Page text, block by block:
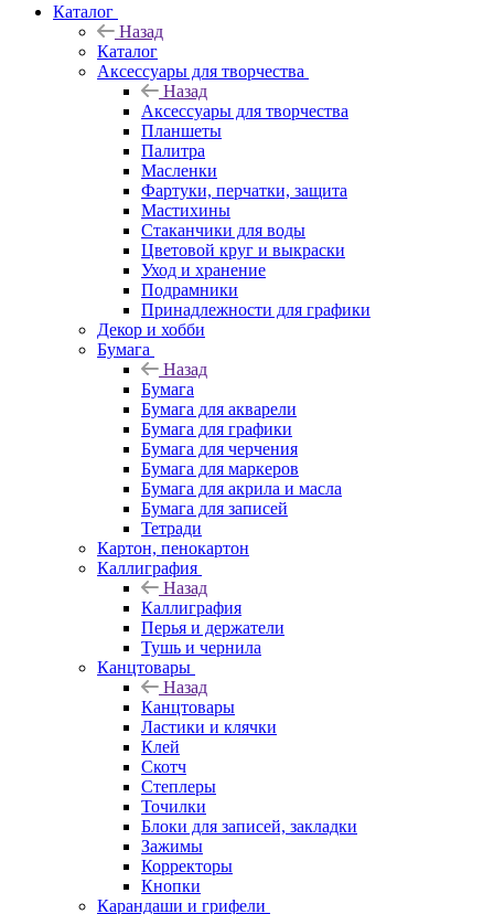
Каталог
Назад
Каталог
Аксессуары для творчества
Назад
Аксессуары для творчества
Планшеты
Палитра
Масленки
Фартуки, перчатки, защита
Мастихины
Стаканчики для воды
Цветовой круг и выкраски
Уход и хранение
Подрамники
Принадлежности для графики
Декор и хобби
Бумага
Назад
Бумага
Бумага для акварели
Бумага для графики
Бумага для черчения
Бумага для маркеров
Бумага для акрила и масла
Бумага для записей
Тетради
Картон, пенокартон
Каллиграфия
Назад
Каллиграфия
Перья и держатели
Тушь и чернила
Канцтовары
Назад
Канцтовары
Ластики и клячки
Клей
Скотч
Степлеры
Точилки
Блоки для записей, закладки
Зажимы
Корректоры
Кнопки
Карандаши и грифели